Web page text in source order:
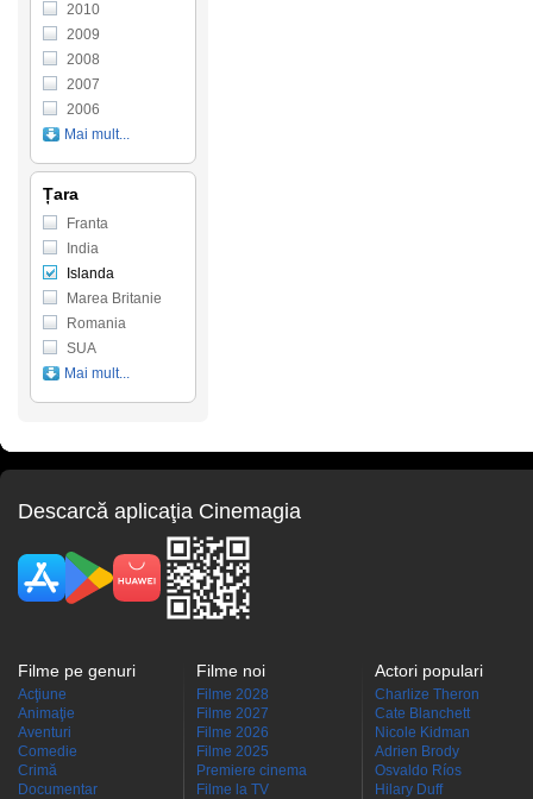
2010
2009
2008
2007
2006
Mai mult...
Țara
Franta
India
Islanda
Marea Britanie
Romania
SUA
Mai mult...
Descarcă aplicaţia Cinemagia
Filme pe genuri
Acţiune
Animaţie
Aventuri
Comedie
Crimă
Documentar
Filme noi
Filme 2028
Filme 2027
Filme 2026
Filme 2025
Premiere cinema
Filme la TV
Actori populari
Charlize Theron
Cate Blanchett
Nicole Kidman
Adrien Brody
Osvaldo Ríos
Hilary Duff